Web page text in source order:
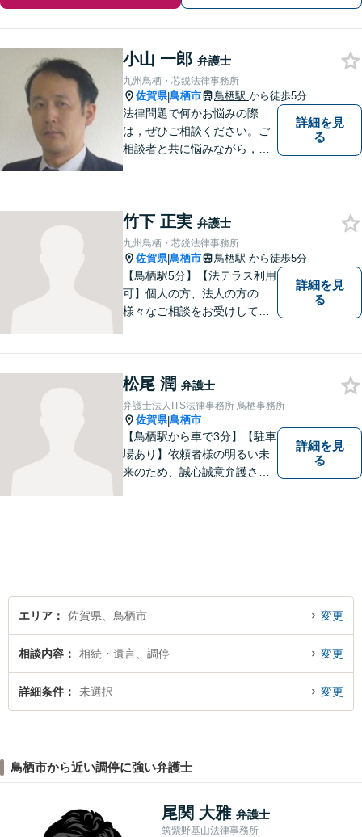
小山 一郎 弁護士
九州鳥栖・芯鋭法律事務所
佐賀県|鳥栖市 鳥栖駅 から徒歩5分
法律問題で何かお悩みの際
は，ぜひご相談ください。ご
相談者と共に悩みながら，い
詳細を見
る
竹下 正実 弁護士
九州鳥栖・芯鋭法律事務所
佐賀県|鳥栖市 鳥栖駅 から徒歩5分
【鳥栖駅5分】【法テラス利用
可】個人の方、法人の方の
様々なご相談をお受けしてお
案いたします。【債務整理・
残業代請求については初回面
談無料】【土日祝・夜間相談
可】
詳細を見
る
松尾 潤 弁護士
弁護士法人ITS法律事務所 鳥栖事務所
佐賀県|鳥栖市
【鳥栖駅から車で3分】【駐車
場あり】依頼者様の明るい未
来のため、誠心誠意弁護させ
詳細を見
る
エリア 佐賀県、鳥栖市 変更
相談内容 相続・遺言、調停 変更
詳細条件 未選択 変更
鳥栖市から近い調停に強い弁護士
尾関 大雅 弁護士
筑紫野基山法律事務所